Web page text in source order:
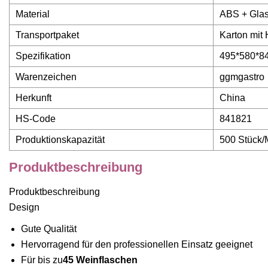
Material ABS +
Transportpaket Karton mit
Spezifikation
Warenzeichen ggmgastro
Herkunft China
HS-Code 841821
Produktionskapazität 500 Stück/
Produktbeschreibung
Produktbeschreibung
Design
Gute Qualität
Hervorragend für den professionellen Einsatz geeignet
Für bis zu45 Weinflaschen